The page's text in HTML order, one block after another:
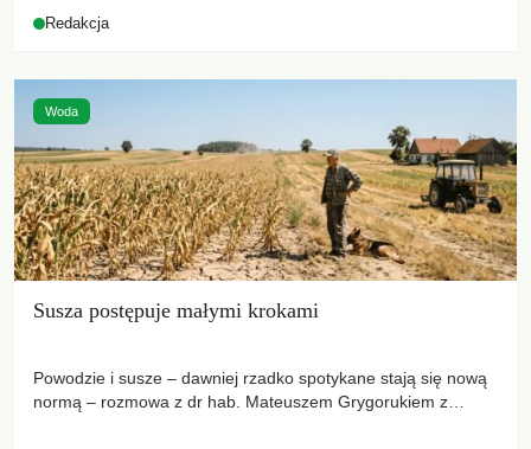
korzystne rozwiązania dla przyrody i zwierząt, radykalnie
łowiectwa w Polsce.
Redakcja
Susza postępuje małymi krokami
Powodzie i susze – dawniej rzadko spotykane stają się nową
normą – rozmowa z dr hab. Mateuszem Grygorukiem z
Woda